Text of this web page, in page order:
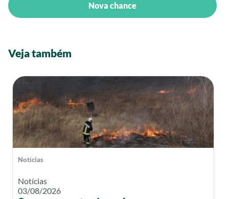
Nova chance
Veja também
Notícias
Notícias
03/08/2026